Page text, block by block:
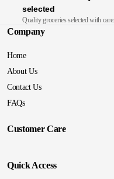
selected
Quality groceries selected with care.
Company
Home
About Us
Contact Us
FAQs
Customer Care
Quick Access